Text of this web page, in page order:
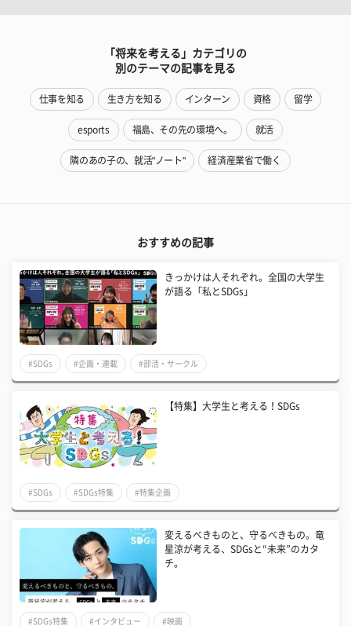
「将来を考える」カテゴリの
別のテーマの記事を見る
仕事を知る 生き方を知る インターン 資格 留学
esports 福島、その先の環境へ。 就活
隣のあの子の、就活"ノート" 経済産業省で働く
おすすめの記事
きっかけは人それぞれ。全国の大学生
が語る「私とSDGs」
#SDGs #企画・連載 #部活・サークル
【特集】大学生と考える！SDGs
#SDGs #SDGs特集 #特集企画
変えるべきものと、守るべきもの。竜
星涼が考える、SDGsと“未来”のカタ
チ。
#SDGs特集 #インタビュー #映画